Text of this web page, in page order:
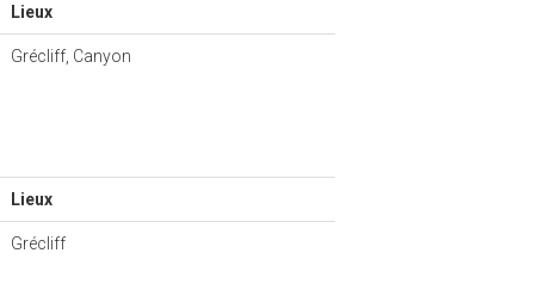
Lieux
Grécliff, Canyon
Lieux
Grécliff